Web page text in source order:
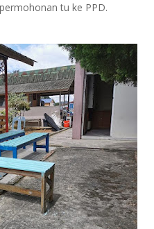
tu ke PPD.